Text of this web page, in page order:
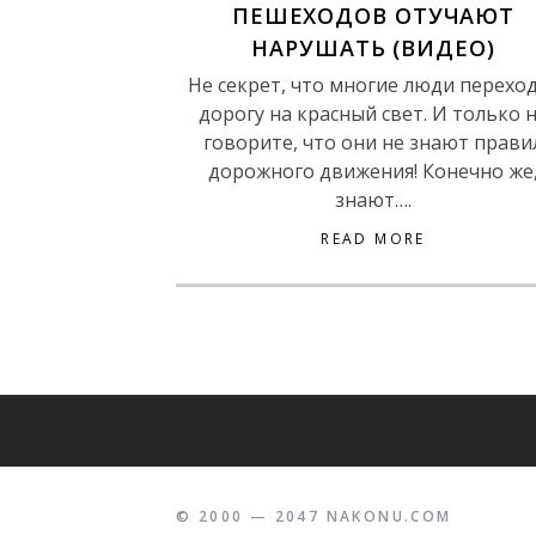
ПЕШЕХОДОВ ОТУЧАЮТ
НАРУШАТЬ (ВИДЕО)
Не секрет, что многие люди
дорогу на красный свет. И только
говорите, что они не знают
дорожного движения! Конечно же,
знают….
READ MORE
© 2000 — 2047 NAKONU.COM